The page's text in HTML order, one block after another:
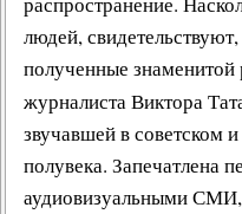
людей,
полученные знаменитой
журналиста Виктора
звучавшей в советском
полувека. Запечатлена
аудиовизуальными